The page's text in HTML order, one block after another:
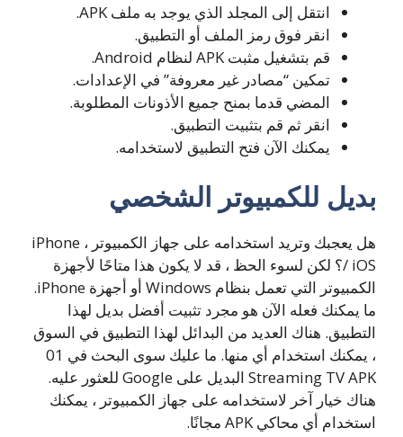
انتقل إلى المجلد الذي يوجد به ملف APK.
انقر فوق رمز الملف أو التطبيق.
قم بتشغيل مثبت APK لنظام Android.
تمكين “مصادر غير معروفة” في الإعدادات.
المضي قدما بمنح جميع الأذونات المطلوبة.
انقر ثم قم بتثبيت التطبيق.
يمكنك الآن فتح التطبيق لاستخدامه.
بديل للكمبيوتر الشخصي
هل يعجبك وتريد استخدامه على جهاز الكمبيوتر ، iPhone
/ iOS؟ لكن لسوء الحظ ، قد لا يكون هذا متاحًا لأجهزة
الكمبيوتر التي تعمل بنظام Windows أو أجهزة iPhone.
ما يمكنك فعله الآن هو مجرد تثبيت أفضل بديل لهذا
التطبيق. هناك العديد من البدائل لهذا التطبيق في السوق
، يمكنك استخدام أي منها. ما عليك سوى البحث في 01
Streaming TV APK البديل على Google للعثور عليه.
هناك خيار آخر لاستخدامه على جهاز الكمبيوتر ، يمكنك
استخدام أي محاكي APK مجانًا.